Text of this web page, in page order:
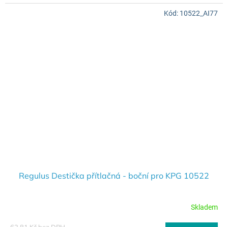
Regulus Destička přítlačná - boční pro KPG 10522
Skladem
Kód: 10522_AI77